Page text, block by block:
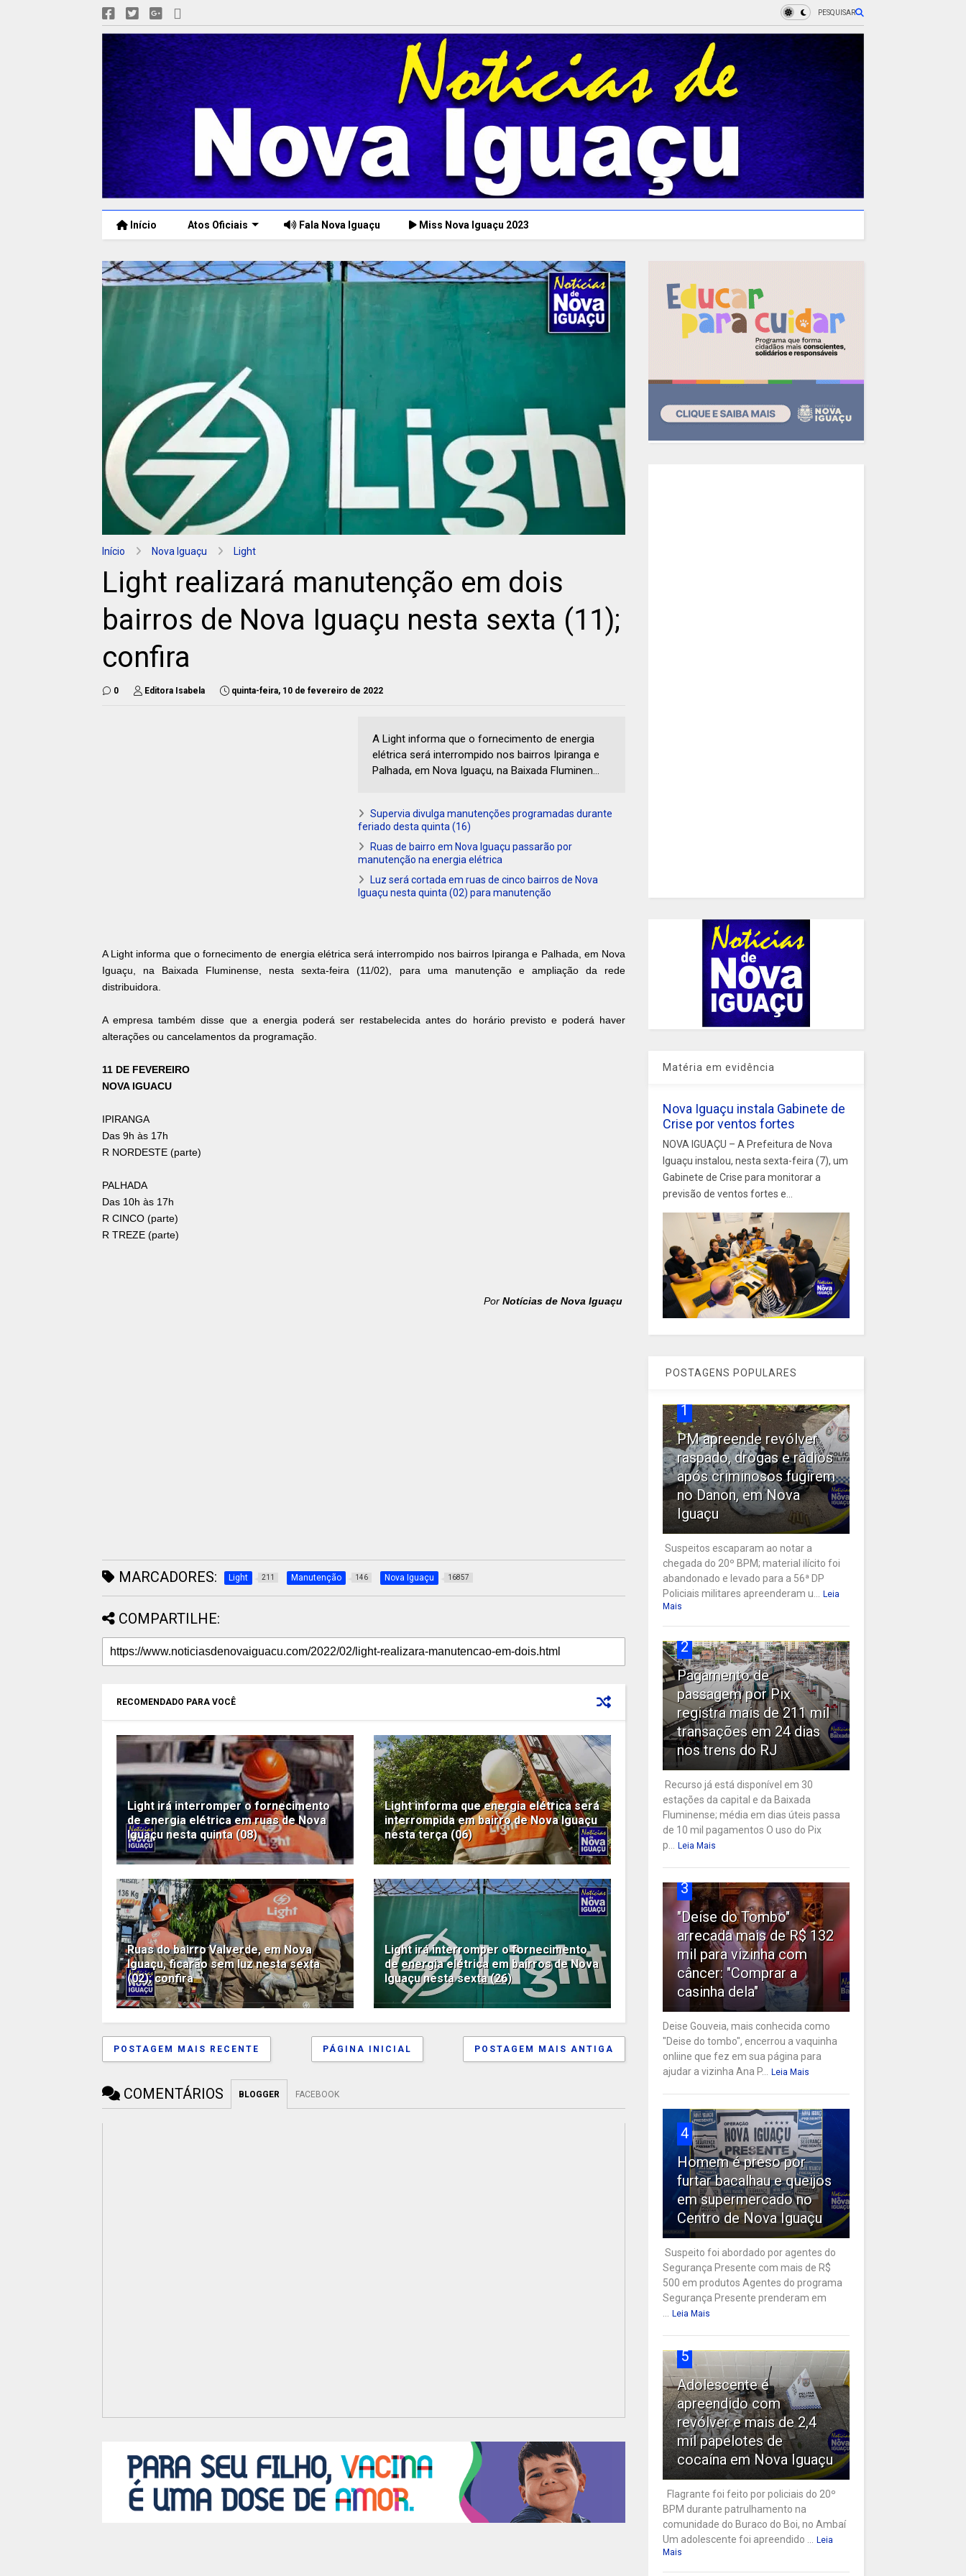
PESQUISAR
Início Atos Oficiais Fala Nova Iguaçu Miss Nova Iguaçu 2023
Início Nova Iguaçu Light
Light realizará manutenção em dois
bairros de Nova Iguaçu nesta sexta (11);
confira
0 Editora Isabela quinta-feira, 10 de fevereiro de 2022
A Light informa que o fornecimento de energia
elétrica será interrompido nos bairros Ipiranga e
Palhada, em Nova Iguaçu, na Baixada Fluminen...
Supervia divulga manutenções programadas durante
feriado desta quinta (16)
Ruas de bairro em Nova Iguaçu passarão por
manutenção na energia elétrica
Luz será cortada em ruas de cinco bairros de Nova
Iguaçu nesta quinta (02) para manutenção
A Light informa que o fornecimento de energia elétrica será interrompido nos bairros Ipiranga e Palhada, em Nova
Iguaçu, na Baixada Fluminense, nesta sexta-feira (11/02), para uma manutenção e ampliação da rede
distribuidora.
A empresa também disse que a energia poderá ser restabelecida antes do horário previsto e poderá haver
alterações ou cancelamentos da programação.
11 DE FEVEREIRO
NOVA IGUACU
IPIRANGA
Das 9h às 17h
R NORDESTE (parte)
PALHADA
Das 10h às 17h
R CINCO (parte)
R TREZE (parte)
Por Notícias de Nova Iguaçu
MARCADORES: Light 211 Manutenção 146 Nova Iguaçu 16857
COMPARTILHE:
RECOMENDADO PARA VOCÊ
Light irá interromper o fornecimento
de energia elétrica em ruas de Nova
Iguaçu nesta quinta (08)
Light informa que energia elétrica será
interrompida em bairro de Nova Iguaçu
nesta terça (06)
Ruas do bairro Valverde, em Nova
Iguaçu, ficarão sem luz nesta sexta
(02); confira
Light irá interromper o fornecimento
de energia elétrica em bairros de Nova
Iguaçu nesta sexta (26)
POSTAGEM MAIS RECENTE POSTAGEM MAIS ANTIGA
PÁGINA INICIAL
COMENTÁRIOS BLOGGER FACEBOOK
Matéria em evidência
Nova Iguaçu instala Gabinete de
Crise por ventos fortes
NOVA IGUAÇU – A Prefeitura de Nova
Iguaçu instalou, nesta sexta-feira (7), um
Gabinete de Crise para monitorar a
previsão de ventos fortes e...
POSTAGENS POPULARES
1
PM apreende revólver
raspado, drogas e rádios
após criminosos fugirem
no Danon, em Nova
Iguaçu
Suspeitos escaparam ao notar a
chegada do 20º BPM; material ilícito foi
abandonado e levado para a 56ª DP
Policiais militares apreenderam u...
Leia
Mais
2
Pagamento de
passagem por Pix
registra mais de 211 mil
transações em 24 dias
nos trens do RJ
Recurso já está disponível em 30
estações da capital e da Baixada
Fluminense; média em dias úteis passa
de 10 mil pagamentos O uso do Pix
p...
Leia Mais
3
"Deise do Tombo"
arrecada mais de R$ 132
mil para vizinha com
câncer: "Comprar a
casinha dela"
Deise Gouveia, mais conhecida como
"Deise do tombo", encerrou a vaquinha
onliine que fez em sua página para
ajudar a vizinha Ana P...
Leia Mais
4
Homem é preso por
furtar bacalhau e queijos
em supermercado no
Centro de Nova Iguaçu
Suspeito foi abordado por agentes do
Segurança Presente com mais de R$
500 em produtos Agentes do programa
Segurança Presente prenderam em
Leia Mais
5
Adolescente é
apreendido com
revólver e mais de 2,4
mil papelotes de
cocaína em Nova Iguaçu
Flagrante foi feito por policiais do 20º
BPM durante patrulhamento na
comunidade do Buraco do Boi, no Ambaí
Um adolescente foi apreendido ...
Leia
Mais